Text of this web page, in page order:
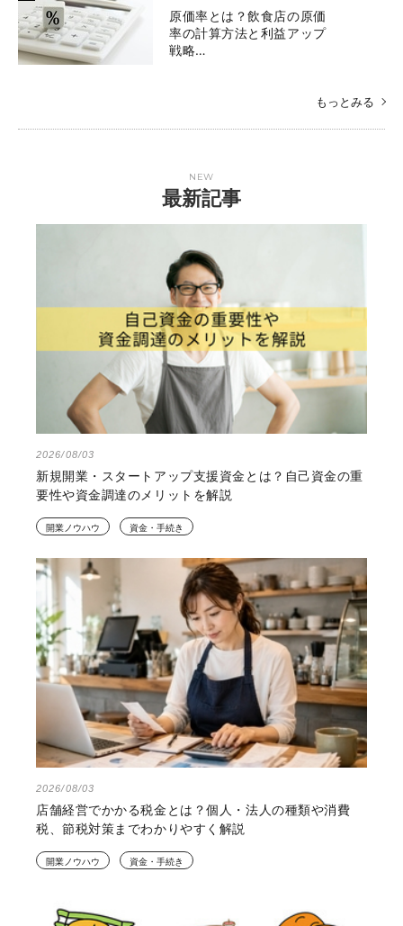
原価率とは？飲食店の原価
率の計算方法と利益アップ
戦略…
もっとみる
NEW
最新記事
2026/08/03
新規開業・スタートアップ支援資金とは？自己資金の重
要性や資金調達のメリットを解説
開業ノウハウ 資金・手続き
2026/08/03
店舗経営でかかる税金とは？個人・法人の種類や消費
税、節税対策までわかりやすく解説
開業ノウハウ 資金・手続き